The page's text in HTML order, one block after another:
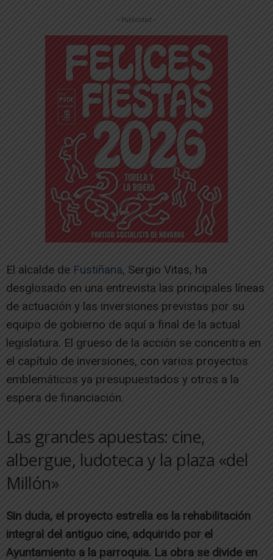
-- Publicidad --
El alcalde de Fustiñana, Sergio Vitas, ha
desglosado en una entrevista las principales líneas
de actuación y las inversiones previstas por su
equipo de gobierno de aquí a final de la actual
legislatura. El grueso de la acción se concentra en
el capítulo de inversiones, con varios proyectos
emblemáticos ya presupuestados y otros a la
espera de financiación.
Las grandes apuestas: cine,
albergue, ludoteca y la plaza «del
Millón»
Sin duda, el proyecto estrella es la rehabilitación
integral del antiguo cine, adquirido por el
Ayuntamiento a la parroquia. La obra se divide en